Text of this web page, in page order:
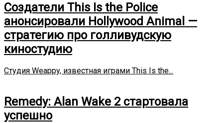
Создатели This Is the Police
анонсировали Hollywood Animal —
стратегию про голливудскую
киностудию
Студия Weappy, известная играми This Is the...
Remedy: Alan Wake 2 стартовала
успешно